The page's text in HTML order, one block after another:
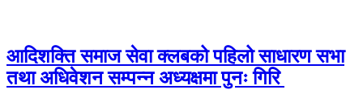
आदिशक्ति समाज सेवा क्लबको पहिलो साधारण सभा
तथा अधिवेशन सम्पन्न अध्यक्षमा पुनः गिरि